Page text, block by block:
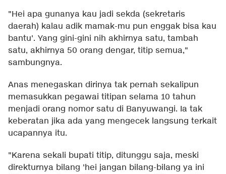
"Hei apa gunanya kau jadi sekda (sekretaris
daerah) kalau adik mamak-mu pun enggak bisa kau
bantu'. Yang gini-gini nih akhirnya satu, tambah
satu, akhirnya 50 orang dengar, titip semua,"
sambungnya.
Anas menegaskan dirinya tak pernah sekalipun
memasukkan pegawai titipan selama 10 tahun
menjadi orang nomor satu di Banyuwangi. Ia tak
keberatan jika ada yang mengecek langsung terkait
ucapannya itu.
"Karena sekali bupati titip, ditunggu saja, meski
direkturnya bilang 'hei jangan bilang-bilang ya ini